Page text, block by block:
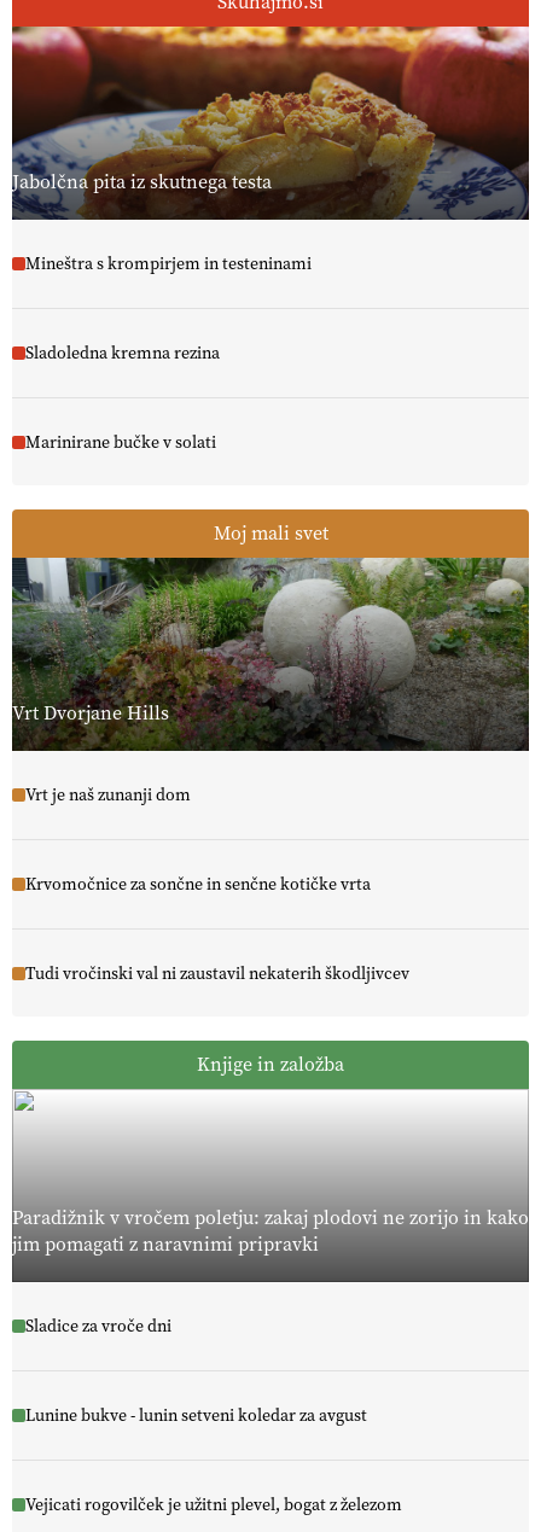
Jabolčna pita iz skutnega testa
Mineštra s krompirjem in testeninami
Sladoledna kremna rezina
Marinirane bučke v solati
Moj mali svet
Vrt Dvorjane Hills
Vrt je naš zunanji dom
Krvomočnice za sončne in senčne kotičke vrta
Tudi vročinski val ni zaustavil nekaterih škodljivcev
Knjige in založba
Paradižnik v vročem poletju: zakaj plodovi ne zorijo in kako
jim pomagati z naravnimi pripravki
Sladice za vroče dni
Lunine bukve - lunin setveni koledar za avgust
Vejicati rogovilček je užitni plevel, bogat z železom